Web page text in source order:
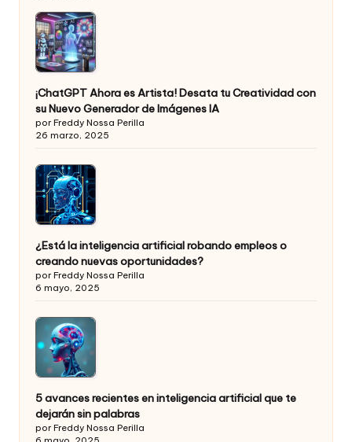
¡ChatGPT Ahora es Artista! Desata tu Creatividad con
su Nuevo Generador de Imágenes IA
por Freddy Nossa Perilla
26 marzo, 2025
¿Está la inteligencia artificial robando empleos o
creando nuevas oportunidades?
por Freddy Nossa Perilla
6 mayo, 2025
5 avances recientes en inteligencia artificial que te
dejarán sin palabras
por Freddy Nossa Perilla